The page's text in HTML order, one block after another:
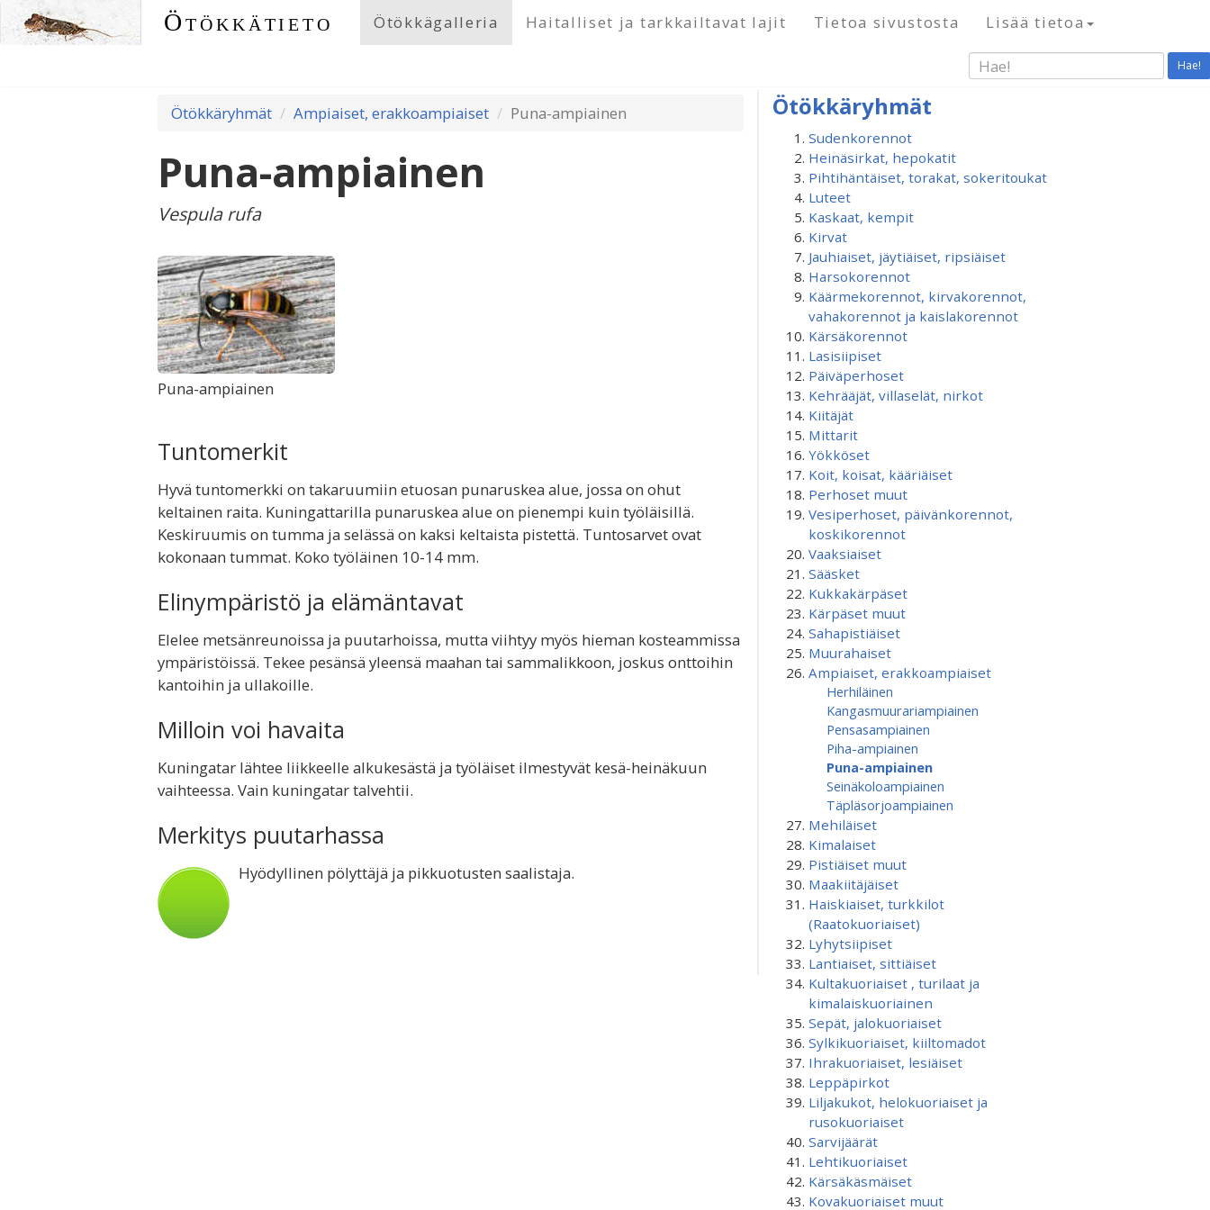
Ötökkätieto Ötökkägalleria Haitalliset ja tarkkailtavat lajit Tietoa sivustosta Lisää tietoa
Hae!
Ötökkäryhmät Ampiaiset, erakkoampiaiset Puna-ampiainen
Puna-ampiainen
Vespula rufa
Puna-ampiainen
Tuntomerkit
Hyvä tuntomerkki on takaruumiin etuosan punaruskea alue, jossa on ohut
keltainen raita. Kuningattarilla punaruskea alue on pienempi kuin työläisillä.
Keskiruumis on tumma ja selässä on kaksi keltaista pistettä. Tuntosarvet ovat
kokonaan tummat. Koko työläinen 10-14 mm.
Elinympäristö ja elämäntavat
Elelee metsänreunoissa ja puutarhoissa, mutta viihtyy myös hieman kosteammissa
ympäristöissä. Tekee pesänsä yleensä maahan tai sammalikkoon, joskus onttoihin
kantoihin ja ullakoille.
Milloin voi havaita
Kuningatar lähtee liikkeelle alkukesästä ja työläiset ilmestyvät kesä-heinäkuun
vaihteessa. Vain kuningatar talvehtii.
Merkitys puutarhassa
Hyödyllinen pölyttäjä ja pikkuotusten saalistaja.
Ötökkäryhmät
Sudenkorennot
Heinäsirkat, hepokatit
Pihtihäntäiset, torakat, sokeritoukat
Luteet
Kaskaat, kempit
Kirvat
Jauhiaiset, jäytiäiset, ripsiäiset
Harsokorennot
Käärmekorennot, kirvakorennot,
vahakorennot ja kaislakorennot
Kärsäkorennot
Lasisiipiset
Päiväperhoset
Kehrääjät, villaselät, nirkot
Kiitäjät
Mittarit
Yökköset
Koit, koisat, kääriäiset
Perhoset muut
Vesiperhoset, päivänkorennot,
koskikorennot
Vaaksiaiset
Sääsket
Kukkakärpäset
Kärpäset muut
Sahapistiäiset
Muurahaiset
Ampiaiset, erakkoampiaiset
Herhiläinen
Kangasmuurariampiainen
Pensasampiainen
Piha-ampiainen
Puna-ampiainen
Seinäkoloampiainen
Täpläsorjoampiainen
Mehiläiset
Kimalaiset
Pistiäiset muut
Maakiitäjäiset
Haiskiaiset, turkkilot
(Raatokuoriaiset)
Lyhytsiipiset
Lantiaiset, sittiäiset
Kultakuoriaiset , turilaat ja
kimalaiskuoriainen
Sepät, jalokuoriaiset
Sylkikuoriaiset, kiiltomadot
Ihrakuoriaiset, lesiäiset
Leppäpirkot
Liljakukot, helokuoriaiset ja
rusokuoriaiset
Sarvijäärät
Lehtikuoriaiset
Kärsäkäsmäiset
Kovakuoriaiset muut